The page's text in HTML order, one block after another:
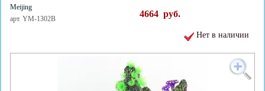
Meijing
арт. YM-1302B
4664 руб.
Нет в наличии